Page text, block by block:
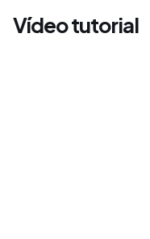
Vídeo tutorial